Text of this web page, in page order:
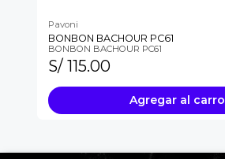
Pavoni
BONBON BACHOUR PC61
BONBON BACHOUR PC61
S/ 115.00
Agregar al carro